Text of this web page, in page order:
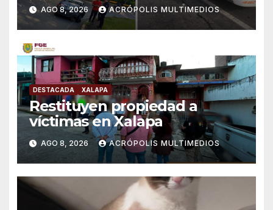
AGO 8, 2026 ACRÓPOLIS MULTIMEDIOS
DESTACADA XALAPA
Restituyen propiedad a
víctimas en Xalapa
AGO 8, 2026 ACRÓPOLIS MULTIMEDIOS